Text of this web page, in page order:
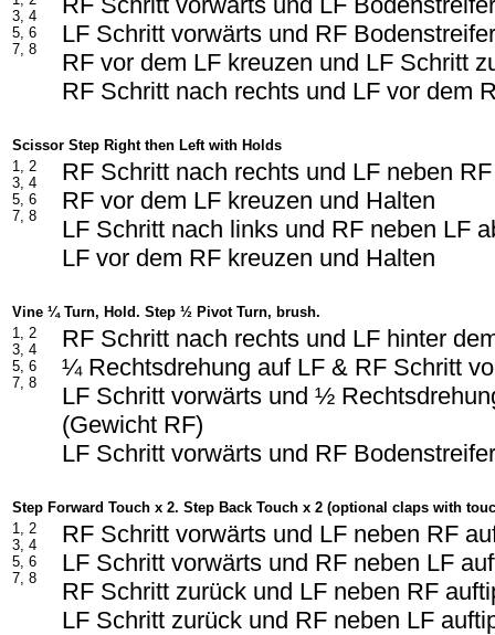
3, 4
5, 6
7, 8
LF Schritt vorwärts und RF
RF vor dem LF kreuzen und LF Schritt
RF Schritt nach rechts und LF vor dem
Scissor Step Right then Left with Holds
1, 2
3, 4
5, 6
7, 8
RF Schritt nach rechts und LF neben
RF vor dem LF kreuzen und Halten
LF Schritt nach links und RF neben LF
LF vor dem RF kreuzen und Halten
Vine ¼ Turn, Hold. Step ½ Pivot Turn, brush.
1, 2
3, 4
5, 6
7, 8
RF Schritt nach rechts und LF hinter
¼ Rechtsdrehung auf LF & RF Schritt
LF Schritt vorwärts und ½
(Gewicht RF)
LF Schritt vorwärts und RF
Step Forward Touch x 2. Step Back Touch x 2 (optional claps with
1, 2
3, 4
5, 6
7, 8
RF Schritt vorwärts und LF neben RF
LF Schritt vorwärts und RF neben LF
RF Schritt zurück und LF neben RF
LF Schritt zurück und RF neben LF